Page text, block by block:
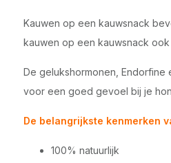
Kauwen op een kauwsnack
kauwen op een kauwsnack
De gelukshormonen, Endorfine
voor een goed gevoel bij je
De belangrijkste kenmerken
100% natuurlijk